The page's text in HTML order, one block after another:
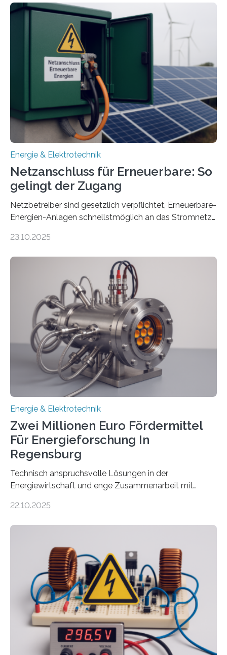
Quartieren“ eingeworben. Ziel des Projekts ist die
Entwicklung, Erprobung und Demonstration von
Konzepten zur langfristigen Energiespeicherung in
sektorübergreifend vernetzten Energiesystemen. Das
Projekt startete am 15. Oktober 2025, hat eine Laufzeit
von drei Jahren und ein Gesamtvolumen von rund 2,9
Millionen Euro, wovon 2,6 Millionen Euro durch das
Ministerium für Umwelt, Klima und…
Energie & Elektrotechnik
Netzanschluss für Erneuerbare: So
gelingt der Zugang
Netzbetreiber sind gesetzlich verpflichtet, Erneuerbare-
Energien-Anlagen schnellstmöglich an das Stromnetz
ermöglichen. Doch der dafür nötige Netzausbau hinkt
einem „Anschlussstau“. Die Stiftung
Umweltenergierecht hat den Rechtsrahmen in einem
neuen Bericht für die Praxis eingeordnet – inklusive der
Rolle von flexiblen Netzanschlussvereinbarungen. Der
Netzanschluss von Erneuerbare-Energien-Anlagen
(EE-Anlagen) ist entscheidend für die Energiewende.
Denn ohne Anschluss an das Netz kann kein Strom
eingespeist werden. Nach dem Erneuerbare-Energien-
Gesetz (EEG) sind Netzbetreiber…
23.10.2025
Energie & Elektrotechnik
Zwei Millionen Euro Fördermittel
Für Energieforschung In
Regensburg
Technisch anspruchsvolle Lösungen in der
Energiewirtschaft und enge Zusammenarbeit mit
neuen EU-geförderten Transfer-Projekte zu
Energietechnologien werden vom Europäischen
Sozialfonds Plus (ESF+) gefördert – mit einer
Gesamtsumme von mehr als zwei Millionen Euro.
Damit zählt die Hochschule zu den großen
Gewinnerinnen der aktuellen Förderrunde des
Bayerischen Wissenschaftsministeriums. Im
Mittelpunkt steht der direkte Wissenstransfer: Neue
wissenschaftliche Erkenntnisse sollen rasch in die
22.10.2025